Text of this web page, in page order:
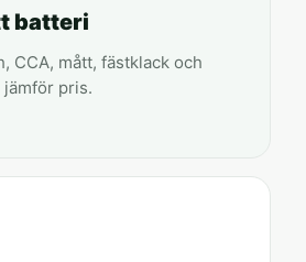
batteri
CCA, mått, fästklack och
pris.